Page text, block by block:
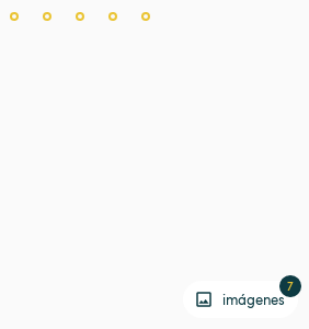
imágenes
7